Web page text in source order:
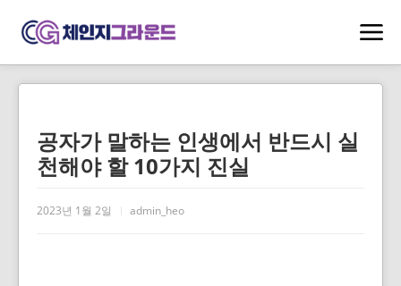
공자가 말하는 인생에서 반드시 실
천해야 할 10가지 진실
2023년 1월 2일 admin_heo